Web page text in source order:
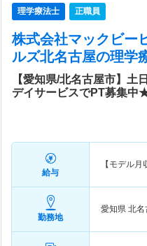
理学療法士 正職員
株式会社マックビー
ルズ北名古屋の理学
【愛知県/北名古屋市】土
デイサービスでPT募集中
給与
【モデル月
勤務地
愛知県 北名